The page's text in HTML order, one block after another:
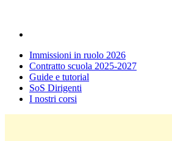
Immissioni in ruolo 2026
Contratto scuola 2025-2027
Guide e tutorial
SoS Dirigenti
I nostri corsi